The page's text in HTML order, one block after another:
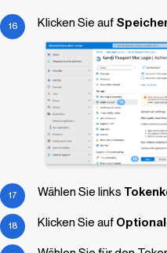
Klicken Sie auf
Wählen Sie links
Klicken Sie auf